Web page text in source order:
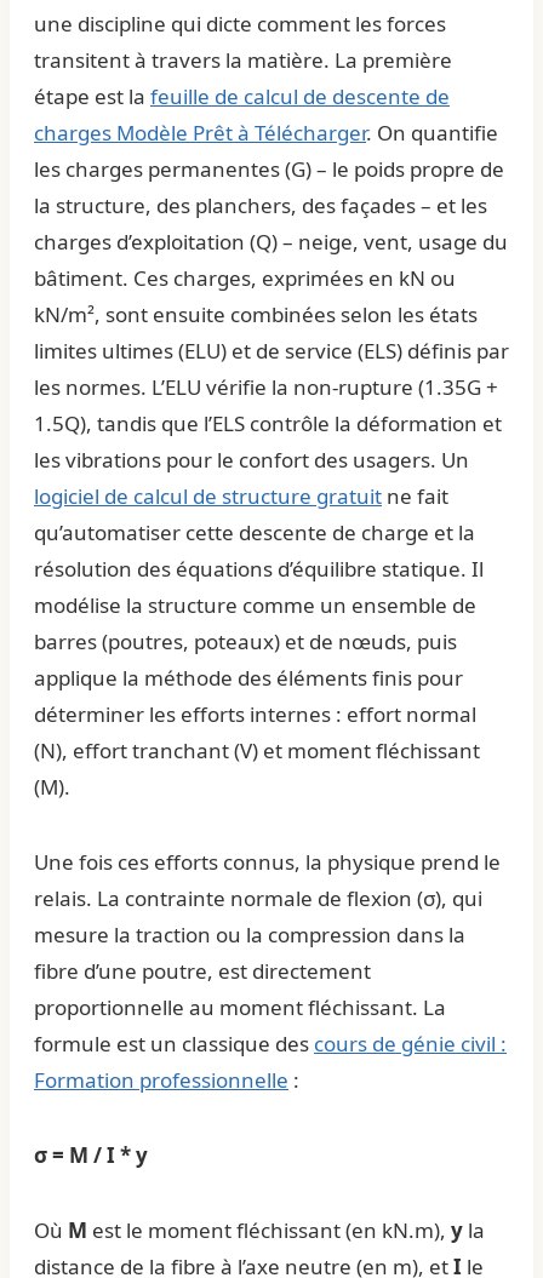
une discipline qui dicte comment les forces
transitent à travers la matière. La première
étape est la feuille de calcul de descente de
charges Modèle Prêt à Télécharger. On quantifie
les charges permanentes (G) – le poids propre de
la structure, des planchers, des façades – et les
charges d’exploitation (Q) – neige, vent, usage du
bâtiment. Ces charges, exprimées en kN ou
kN/m², sont ensuite combinées selon les états
limites ultimes (ELU) et de service (ELS) définis par
les normes. L’ELU vérifie la non-rupture (1.35G +
1.5Q), tandis que l’ELS contrôle la déformation et
les vibrations pour le confort des usagers. Un
logiciel de calcul de structure gratuit ne fait
qu’automatiser cette descente de charge et la
résolution des équations d’équilibre statique. Il
modélise la structure comme un ensemble de
barres (poutres, poteaux) et de nœuds, puis
applique la méthode des éléments finis pour
déterminer les efforts internes : effort normal
(N), effort tranchant (V) et moment fléchissant
(M).
Une fois ces efforts connus, la physique prend le
relais. La contrainte normale de flexion (σ), qui
mesure la traction ou la compression dans la
fibre d’une poutre, est directement
proportionnelle au moment fléchissant. La
formule est un classique des cours de génie civil :
Formation professionnelle :
σ = M / I * y
Où M est le moment fléchissant (en kN.m), y la
distance de la fibre à l’axe neutre (en m), etI le